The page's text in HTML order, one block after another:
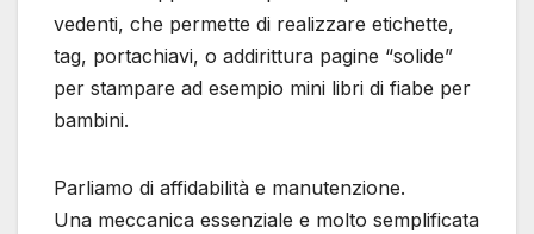
vedenti, che permette di realizzare etichette,
tag, portachiavi, o addirittura pagine “solide”
per stampare ad esempio mini libri di fiabe per
bambini.
Parliamo di affidabilità e manutenzione.
Una meccanica essenziale e molto semplificata